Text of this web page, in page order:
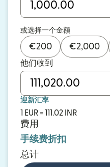
或选择一个金额
€200 €2,000
他们收到
迎新汇率
1 EUR = 111.02 INR
费用
手续费折扣
总计